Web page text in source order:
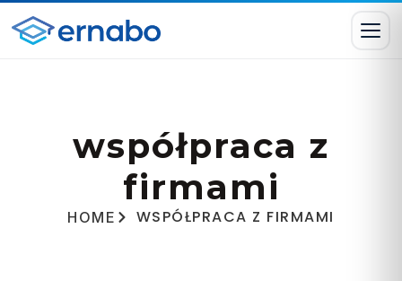
współpraca z
firmami
HOME WSPÓŁPRACA Z FIRMAMI